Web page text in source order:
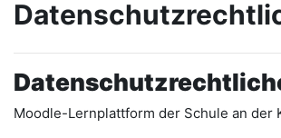
Moodle-Lernplattform der Schule an der